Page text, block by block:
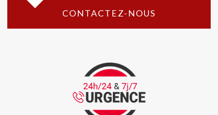
CONTACTEZ-NOUS